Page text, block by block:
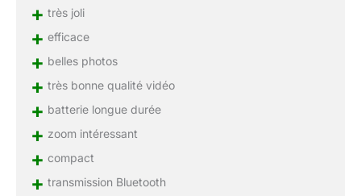
+ très joli
+ efficace
+ belles photos
+ très bonne qualité vidéo
+ batterie longue durée
+ zoom intéressant
+ compact
+ transmission Bluetooth